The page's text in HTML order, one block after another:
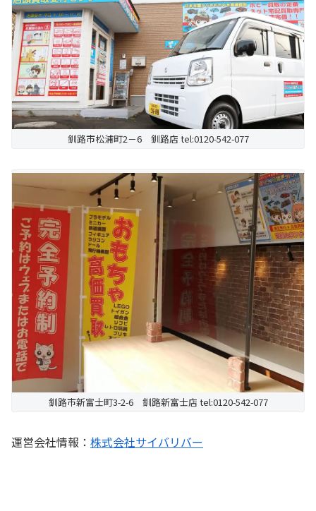
釧路市松浦町2－6 釧路店 tel:0120-542-077
釧路市新富士町3-2-6 釧路新富士店 tel:0120-542-077
運営会社情報： 株式会社サイバリバー